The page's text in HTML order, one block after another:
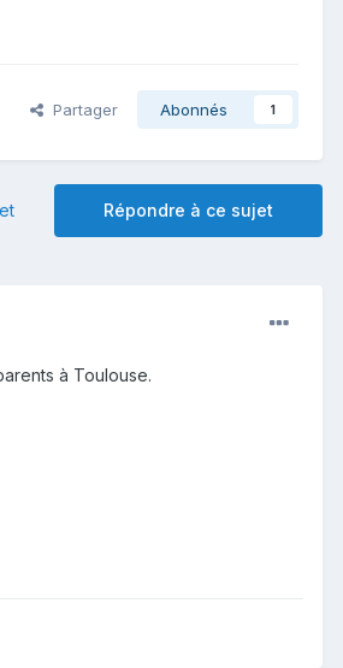
Partager Abonnés 1
Répondre à ce sujet
à Toulouse.